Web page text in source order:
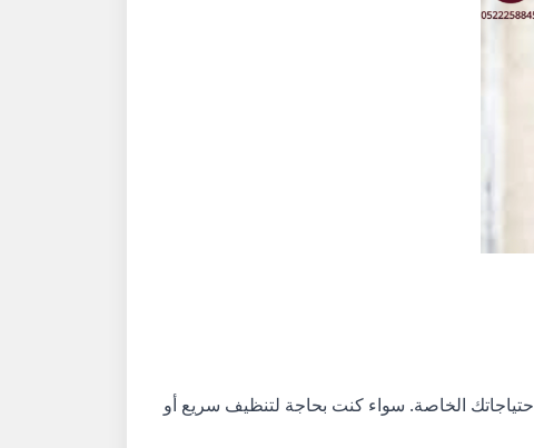
الخاصة. سواء كنت بحاجة لتنظيف سريع أو